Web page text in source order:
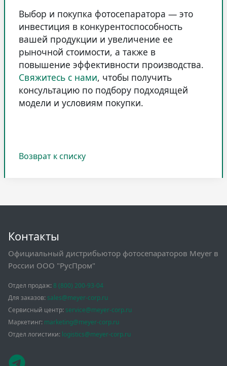
Выбор и покупка фотосепаратора — это
инвестиция в конкурентоспособность
вашей продукции и увеличение ее
рыночной стоимости, а также в
повышение эффективности производства.
Свяжитесь с нами, чтобы получить
консультацию по подбору подходящей
модели и условиям покупки.
Возврат к списку
Контакты
Официальный дистрибьютор фотосепараторов Meyer в
России ООО "РусПром"
Отдел продаж: 8 (800) 200-93-04
Для заказов: sales@meyer-corp.ru
Сервисный центр: service@meyer-corp.ru
Маркетинг: marketing@meyer-corp.ru
Отдел логистики: logistics@meyer-corp.ru